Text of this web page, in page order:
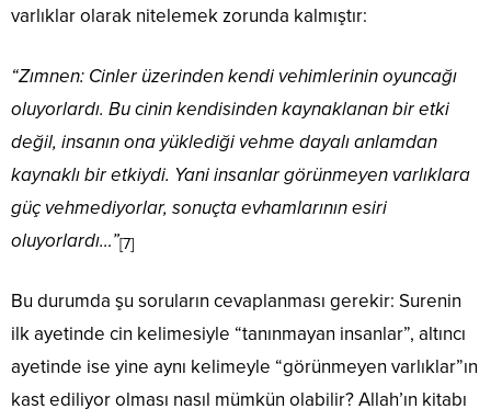
varlıklar olarak nitelemek zorunda kalmıştır:
“Zımnen: Cinler üzerinden kendi vehimlerinin oyuncağı
oluyorlardı. Bu cinin kendisinden kaynaklanan bir etki
değil, insanın ona yüklediği vehme dayalı anlamdan
kaynaklı bir etkiydi. Yani insanlar görünmeyen varlıklara
güç vehmediyorlar, sonuçta evhamlarının esiri
oluyorlardı…”[7]
Bu durumda şu soruların cevaplanması gerekir: Surenin
ilk ayetinde cin kelimesiyle “tanınmayan insanlar”, altıncı
ayetinde ise yine aynı kelimeyle “görünmeyen varlıklar”ın
kast ediliyor olması nasıl mümkün olabilir? Allah’ın kitabı